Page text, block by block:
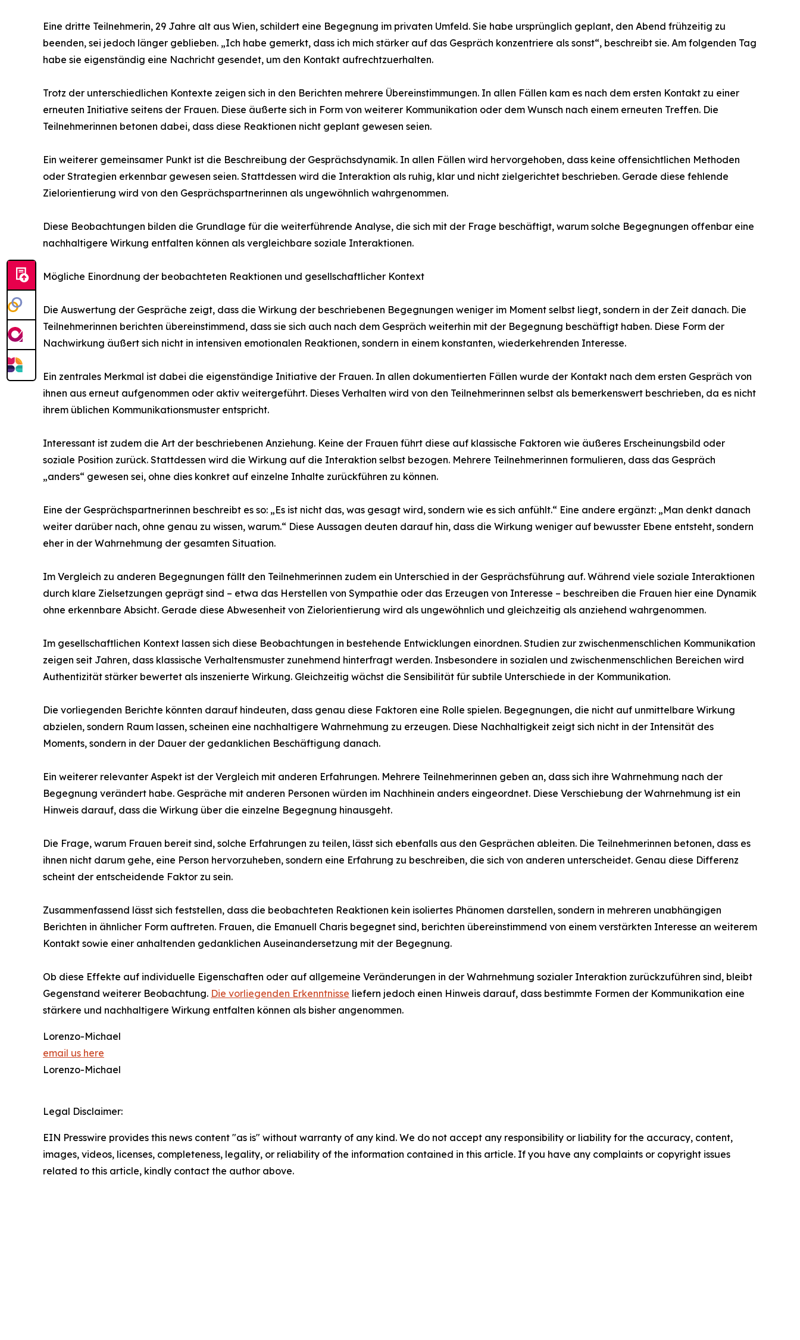
Eine dritte Teilnehmerin, 29 Jahre alt aus Wien, schildert eine Begegnung im privaten Umfeld. Sie habe ursprünglich geplant, den Abend frühzeitig zu
beenden, sei jedoch länger geblieben. „Ich habe gemerkt, dass ich mich stärker auf das Gespräch konzentriere als sonst“, beschreibt sie. Am folgenden Tag
habe sie eigenständig eine Nachricht gesendet, um den Kontakt aufrechtzuerhalten.
Trotz der unterschiedlichen Kontexte zeigen sich in den Berichten mehrere Übereinstimmungen. In allen Fällen kam es nach dem ersten Kontakt zu einer
erneuten Initiative seitens der Frauen. Diese äußerte sich in Form von weiterer Kommunikation oder dem Wunsch nach einem erneuten Treffen. Die
Teilnehmerinnen betonen dabei, dass diese Reaktionen nicht geplant gewesen seien.
Ein weiterer gemeinsamer Punkt ist die Beschreibung der Gesprächsdynamik. In allen Fällen wird hervorgehoben, dass keine offensichtlichen Methoden
oder Strategien erkennbar gewesen seien. Stattdessen wird die Interaktion als ruhig, klar und nicht zielgerichtet beschrieben. Gerade diese fehlende
Zielorientierung wird von den Gesprächspartnerinnen als ungewöhnlich wahrgenommen.
Diese Beobachtungen bilden die Grundlage für die weiterführende Analyse, die sich mit der Frage beschäftigt, warum solche Begegnungen offenbar eine
nachhaltigere Wirkung entfalten können als vergleichbare soziale Interaktionen.
Mögliche Einordnung der beobachteten Reaktionen und gesellschaftlicher Kontext
Die Auswertung der Gespräche zeigt, dass die Wirkung der beschriebenen Begegnungen weniger im Moment selbst liegt, sondern in der Zeit danach. Die
Teilnehmerinnen berichten übereinstimmend, dass sie sich auch nach dem Gespräch weiterhin mit der Begegnung beschäftigt haben. Diese Form der
Nachwirkung äußert sich nicht in intensiven emotionalen Reaktionen, sondern in einem konstanten, wiederkehrenden Interesse.
Ein zentrales Merkmal ist dabei die eigenständige Initiative der Frauen. In allen dokumentierten Fällen wurde der Kontakt nach dem ersten Gespräch von
ihnen aus erneut aufgenommen oder aktiv weitergeführt. Dieses Verhalten wird von den Teilnehmerinnen selbst als bemerkenswert beschrieben, da es nicht
ihrem üblichen Kommunikationsmuster entspricht.
Interessant ist zudem die Art der beschriebenen Anziehung. Keine der Frauen führt diese auf klassische Faktoren wie äußeres Erscheinungsbild oder
soziale Position zurück. Stattdessen wird die Wirkung auf die Interaktion selbst bezogen. Mehrere Teilnehmerinnen formulieren, dass das Gespräch
„anders“ gewesen sei, ohne dies konkret auf einzelne Inhalte zurückführen zu können.
Eine der Gesprächspartnerinnen beschreibt es so: „Es ist nicht das, was gesagt wird, sondern wie es sich anfühlt.“ Eine andere ergänzt: „Man denkt danach
weiter darüber nach, ohne genau zu wissen, warum.“ Diese Aussagen deuten darauf hin, dass die Wirkung weniger auf bewusster Ebene entsteht, sondern
eher in der Wahrnehmung der gesamten Situation.
Im Vergleich zu anderen Begegnungen fällt den Teilnehmerinnen zudem ein Unterschied in der Gesprächsführung auf. Während viele soziale Interaktionen
durch klare Zielsetzungen geprägt sind – etwa das Herstellen von Sympathie oder das Erzeugen von Interesse – beschreiben die Frauen hier eine Dynamik
ohne erkennbare Absicht. Gerade diese Abwesenheit von Zielorientierung wird als ungewöhnlich und gleichzeitig als anziehend wahrgenommen.
Im gesellschaftlichen Kontext lassen sich diese Beobachtungen in bestehende Entwicklungen einordnen. Studien zur zwischenmenschlichen Kommunikation
zeigen seit Jahren, dass klassische Verhaltensmuster zunehmend hinterfragt werden. Insbesondere in sozialen und zwischenmenschlichen Bereichen wird
Authentizität stärker bewertet als inszenierte Wirkung. Gleichzeitig wächst die Sensibilität für subtile Unterschiede in der Kommunikation.
Die vorliegenden Berichte könnten darauf hindeuten, dass genau diese Faktoren eine Rolle spielen. Begegnungen, die nicht auf unmittelbare Wirkung
abzielen, sondern Raum lassen, scheinen eine nachhaltigere Wahrnehmung zu erzeugen. Diese Nachhaltigkeit zeigt sich nicht in der Intensität des
Moments, sondern in der Dauer der gedanklichen Beschäftigung danach.
Ein weiterer relevanter Aspekt ist der Vergleich mit anderen Erfahrungen. Mehrere Teilnehmerinnen geben an, dass sich ihre Wahrnehmung nach der
Begegnung verändert habe. Gespräche mit anderen Personen würden im Nachhinein anders eingeordnet. Diese Verschiebung der Wahrnehmung ist ein
Hinweis darauf, dass die Wirkung über die einzelne Begegnung hinausgeht.
Die Frage, warum Frauen bereit sind, solche Erfahrungen zu teilen, lässt sich ebenfalls aus den Gesprächen ableiten. Die Teilnehmerinnen betonen, dass es
ihnen nicht darum gehe, eine Person hervorzuheben, sondern eine Erfahrung zu beschreiben, die sich von anderen unterscheidet. Genau diese Differenz
scheint der entscheidende Faktor zu sein.
Zusammenfassend lässt sich feststellen, dass die beobachteten Reaktionen kein isoliertes Phänomen darstellen, sondern in mehreren unabhängigen
Berichten in ähnlicher Form auftreten. Frauen, die Emanuell Charis begegnet sind, berichten übereinstimmend von einem verstärkten Interesse an weiterem
Kontakt sowie einer anhaltenden gedanklichen Auseinandersetzung mit der Begegnung.
Ob diese Effekte auf individuelle Eigenschaften oder auf allgemeine Veränderungen in der Wahrnehmung sozialer Interaktion zurückzuführen sind, bleibt
Gegenstand weiterer Beobachtung. Die vorliegenden Erkenntnisse liefern jedoch einen Hinweis darauf, dass bestimmte Formen der Kommunikation eine
stärkere und nachhaltigere Wirkung entfalten können als bisher angenommen.
Lorenzo-Michael
email us here
Lorenzo-Michael
Legal Disclaimer:
EIN Presswire provides this news content "as is" without warranty of any kind. We do not accept any responsibility or liability for the accuracy, content,
images, videos, licenses, completeness, legality, or reliability of the information contained in this article. If you have any complaints or copyright issues
related to this article, kindly contact the author above.